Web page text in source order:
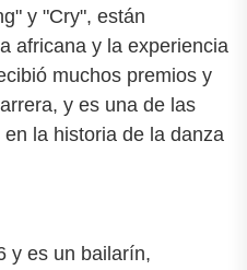
y "Cry", están
africana y la experiencia
muchos premios y
y es una de las
la historia de la danza
y es un bailarín,